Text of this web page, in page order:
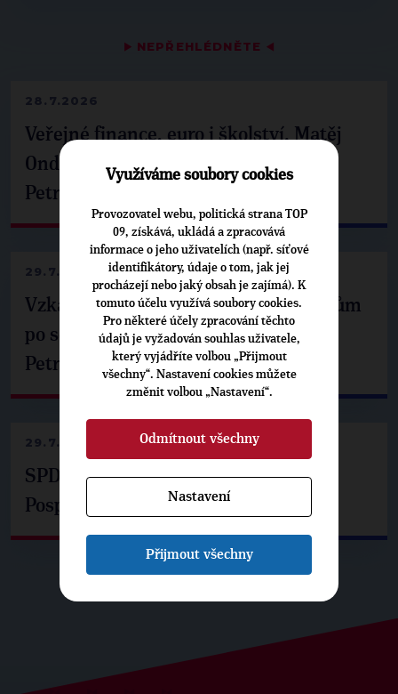
▶ NEPŘEHLÉDNĚTE ◀
28.7.2026
Veřejné finance, euro i školství. Matěj
Ondřej Havel jednal s prezidentem
Petrem Pavlem
29.7.2026
Vzkaz Matěje Ondřeje Havla příznivcům
po setkání s prezidentem republiky
Petrem Pavlem
29.7.2026
SPD už není ve zprávě o extremismu.
Pospíšil: Je tu pachuť
Využíváme soubory cookies
Provozovatel webu, politická strana TOP
09, získává, ukládá a zpracovává
informace o jeho uživatelích (např. síťové
identifikátory, údaje o tom, jak jej
procházejí nebo jaký obsah je zajímá). K
tomuto účelu využívá soubory cookies.
Pro některé účely zpracování těchto
údajů je vyžadován souhlas uživatele,
který vyjádříte volbou „Přijmout
všechny“. Nastavení cookies můžete
změnit volbou „Nastavení“.
Odmítnout všechny
Nastavení
Přijmout všechny